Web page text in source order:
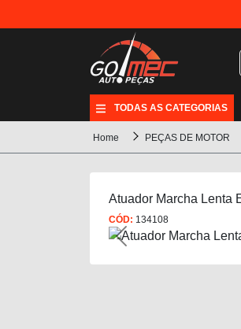
TODAS AS CATEGORIAS
Home PEÇAS DE MOTOR
Atuador Marcha Lenta
CÓD: 134108
Previous